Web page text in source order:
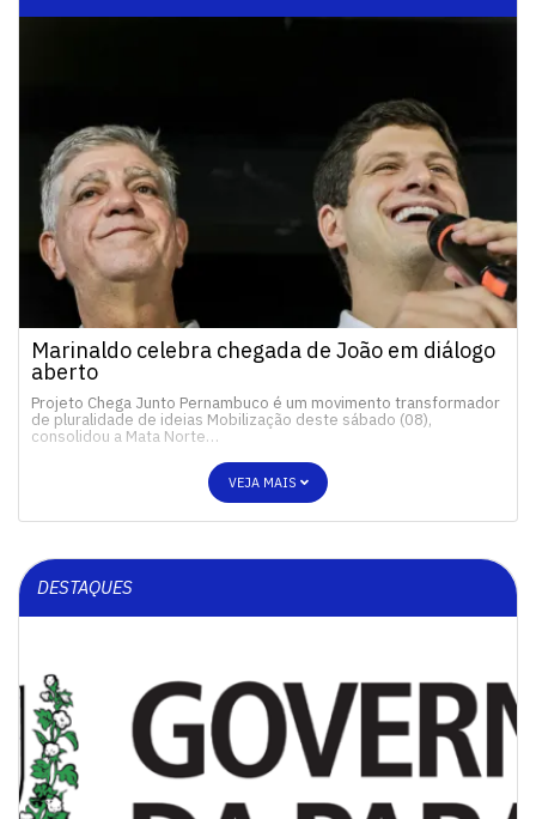
Marinaldo celebra chegada de João em diálogo
aberto
Projeto Chega Junto Pernambuco é um movimento transformador
de pluralidade de ideias Mobilização deste sábado (08),
consolidou a Mata Norte…
VEJA MAIS
DESTAQUES